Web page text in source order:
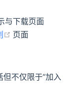
与下载页面
(opens new
页面
不仅限于”加入